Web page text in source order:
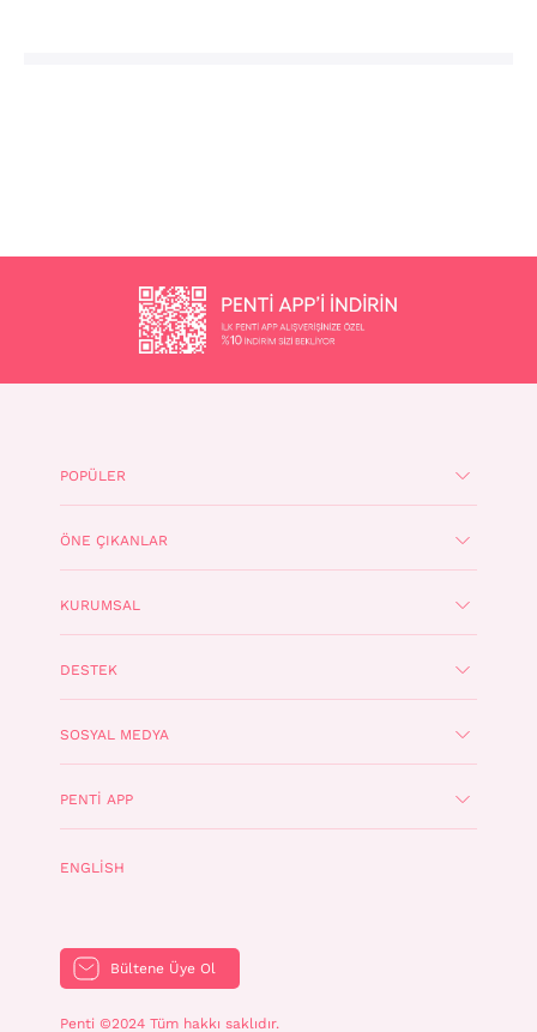
POPÜLER
ÖNE ÇIKANLAR
KURUMSAL
DESTEK
SOSYAL MEDYA
PENTI APP
ENGLISH
Bültene Üye Ol
Penti ©2024 Tüm hakkı saklıdır.